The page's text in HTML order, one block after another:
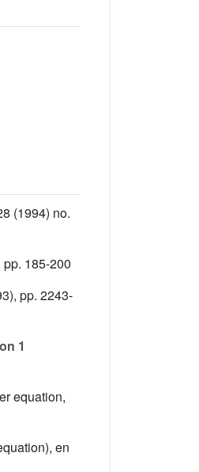
(1994) no.
pp. 185-200
pp. 2243-
1
equation,
en